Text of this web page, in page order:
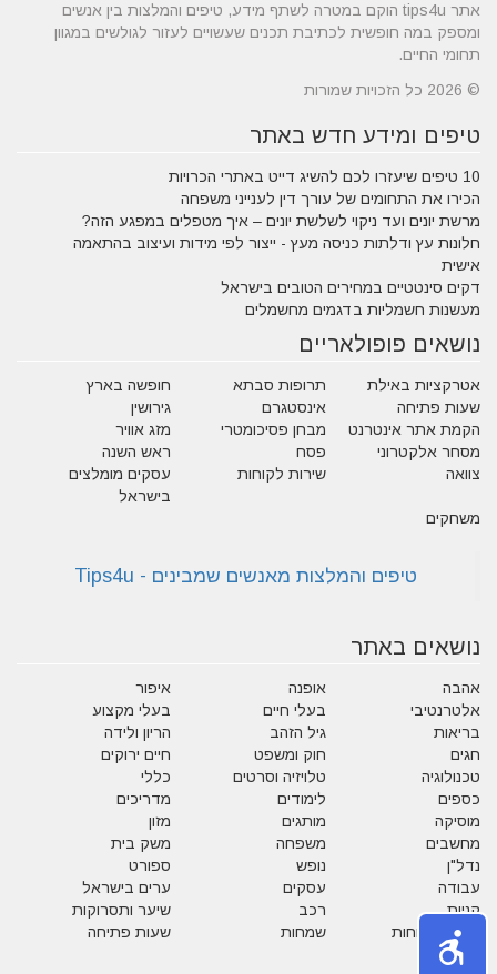
אתר tips4u הוקם במטרה לשתף מידע, טיפים והמלצות בין אנשים
ומספק במה חופשית לכתיבת תכנים שעשויים לעזור לגולשים במגוון
תחומי החיים.
© 2026 כל הזכויות שמורות
טיפים ומידע חדש באתר
10 טיפים שיעזרו לכם להשיג דייט באתרי הכרויות
הכירו את התחומים של עורך דין לענייני משפחה
מרשת יונים ועד ניקוי לשלשת יונים – איך מטפלים במפגע הזה?
חלונות עץ ודלתות כניסה מעץ - ייצור לפי מידות ועיצוב בהתאמה
אישית
דקים סינטטיים במחירים הטובים בישראל
מעשנות חשמליות בדגמים מחשמלים
נושאים פופולאריים
אטרקציות באילת תרופות סבתא
חופשה בארץ
שעות פתיחה
אינסטגרם
גירושין
הקמת אתר אינטרנט
מבחן פסיכומטרי
מזג אוויר
מסחר אלקטרוני
פסח
ראש השנה
צוואה
שירות לקוחות
עסקים מומלצים
בישראל
משחקים
נושאים באתר
אהבה אופנה
איפור
אלטרנטיבי
בעלי חיים
בעלי מקצוע
בריאות
גיל הזהב
הריון ולידה
חגים
חוק ומשפט
חיים ירוקים
טכנולוגיה
טלויזיה וסרטים
כללי
כספים
לימודים
מדריכים
מוסיקה
מותגים
מזון
מחשבים
משפחה
משק בית
נדל"ן
נופש
ספורט
עבודה
עסקים
ערים בישראל
קניות
רכב
שיער ותסרוקות
שירות לקוחות
שמחות
שעות פתיחה
תזונה